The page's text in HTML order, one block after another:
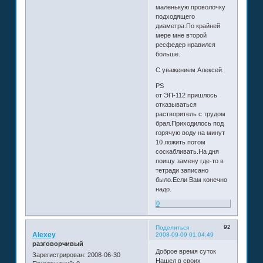
маленькую проволочку
подходящего
диаметра.По крайней
мере мне второй
ресфедер нравился
больше.
С уважением Алексей.
PS
от ЭП-112 пришлось
отказываться
растворитель с трудом
брал.Приходилось под
горячую воду на минут
10 ложить потом
соскабливать.На дня
поищу замену где-то в
тетради записано
было.Если Вам конечно
надо.
0
Поделиться
92
2008-09-09 01:04:49
Alexey
разговорчивый
Зарегистрирован: 2008-06-30
Доброе время суток
Нашел в своих